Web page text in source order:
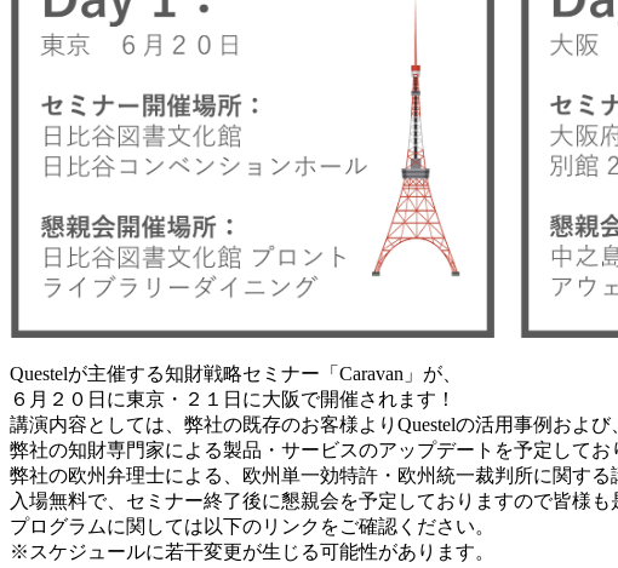
Questelが主催する知財戦略セミナー「Caravan」が、
６月２０日に東京・２１日に大阪で開催されます！
講演内容としては、弊社の既存のお客様よりQuestelの活用事例および
弊社の知財専門家による製品・サービスのアップデートを予定してお
弊社の欧州弁理士による、欧州単一効特許・欧州統一裁判所に関する
入場無料で、セミナー終了後に懇親会を予定しておりますので皆様も
プログラムに関しては以下のリンクをご確認ください。
※スケジュールに若干変更が生じる可能性があります。